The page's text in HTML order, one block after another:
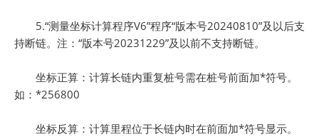
5.“测量坐标计算程序V6”程序“版本号20240810”及以后支
持断链。注：“版本号20231229”及以前不支持断链。
坐标正算：计算长链内重复桩号需在桩号前面加*符号。
如：*256800
坐标反算：计算里程位于长链内时在前面加*符号显示。